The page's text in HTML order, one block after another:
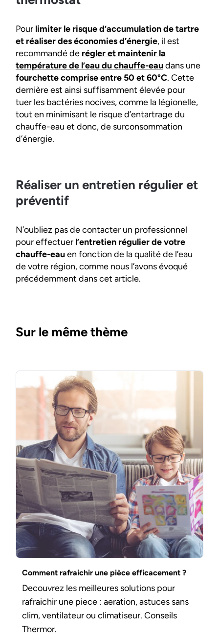
Pour limiter le risque d’accumulation de tartre
et réaliser des économies d’énergie, il est
recommandé de régler et maintenir la
température de l’eau du chauffe-eaudans une
fourchette comprise entre 50 et 60°C. Cette
dernière est ainsi suffisamment élevée pour
tuer les bactéries nocives, comme la légionelle,
tout en minimisant le risque d’entartrage du
chauffe-eau et donc, de surconsommation
d’énergie.
Réaliser un entretien régulier et
préventif
N’oubliez pas de contacter un professionnel
pour effectuer l’entretien régulier de votre
chauffe-eauen fonction de la qualité de l’eau
de votre région, comme nous l’avons évoqué
précédemment dans cet article.
Sur le même thème
Comment rafraichir une pièce efficacement ?
Decouvrez les meilleures solutions pour
rafraichir une piece : aeration, astuces sans
clim, ventilateur ou climatiseur. Conseils
Thermor.